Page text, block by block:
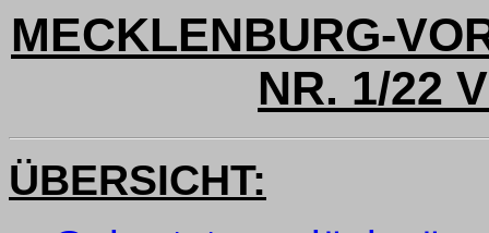
MECKLENBURG-
NR. 1/22
ÜBERSICHT: